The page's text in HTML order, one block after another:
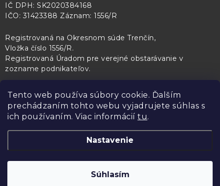
Tento web používa súbory cookie. Ďalším
prechádzaním tohto webu vyjadrujete súhlas s
ich používaním. Viac informácií tu.
Nastavenie
Súhlasím
IČ DPH: SK2020384168
IČO: 31423388 Záznam: 1556/R
Registrovaná na Okresnom súde Trenčín,
Vložka číslo 1556/R.
Registrovaná Úradom pre verejné obstarávanie v
zozname podnikateľov.
PL Servis Kontroltech Technický skúšobný ústav Piešťany
Copyright 2026
Upraviť
nastavenie cookies